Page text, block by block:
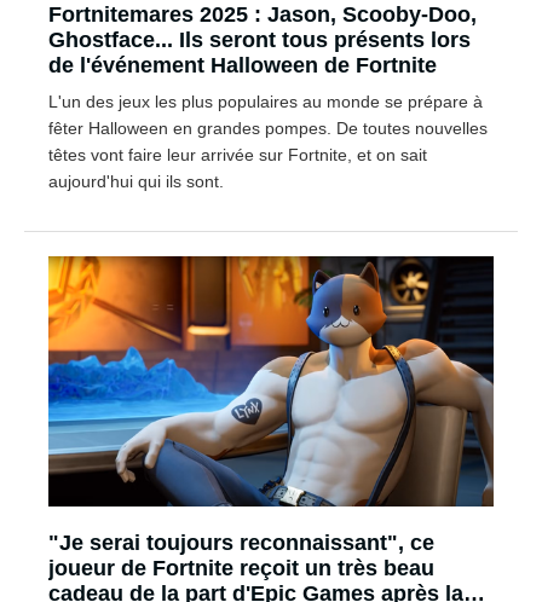
Fortnitemares 2025 : Jason, Scooby-Doo,
Ghostface... Ils seront tous présents lors
de l'événement Halloween de Fortnite
L'un des jeux les plus populaires au monde se prépare à
fêter Halloween en grandes pompes. De toutes nouvelles
têtes vont faire leur arrivée sur Fortnite, et on sait
aujourd'hui qui ils sont.
"Je serai toujours reconnaissant", ce
joueur de Fortnite reçoit un très beau
cadeau de la part d'Epic Games après la